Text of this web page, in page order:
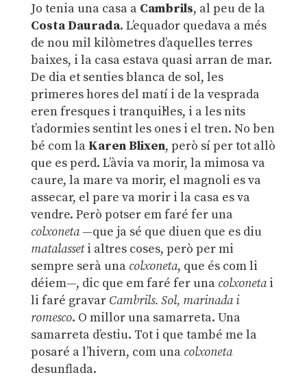
Jo tenia una casa a Cambrils, al peu de la
Costa Daurada. L’equador quedava a més
de nou mil kilòmetres d’aquelles terres
baixes, i la casa estava quasi arran de mar.
De dia et senties blanca de sol, les
primeres hores del matí i de la vesprada
eren fresques i tranquil·les, i a les nits
t’adormies sentint les ones i el tren. No ben
bé com la Karen Blixen, però sí per tot allò
que es perd. L’àvia va morir, la mimosa va
caure, la mare va morir, el magnoli es va
assecar, el pare va morir i la casa es va
vendre. Però potser em faré fer una
colxoneta—que ja sé que diuen que es diu
matalasseti altres coses, però per mi
sempre serà una colxoneta, que és com li
déiem—, dic que em faré fer una colxonetai
li faré gravar Cambrils. Sol, marinada i
romesco. O millor una samarreta. Una
samarreta d’estiu. Tot i que també me la
posaré a l’hivern, com una colxoneta
desunflada.